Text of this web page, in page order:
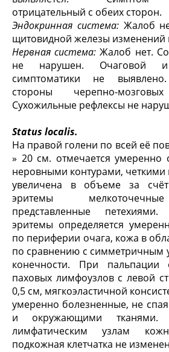
отрицательный с обеих сторон.
Эндокринная система:Жалоб
щитовидной железы изменений
Нервная система: Жалоб нет.
не нарушен. Очаговой и
симптоматики не
стороны черепно-
Сухожильные рефлексы не
Status localis.
На правой голени по всей её
» 20 см. отмечается умеренно
неровными контурами, четкими
увеличена в объеме за
эритемы
представленные
эритемы определяется
по периферии очага, кожа в
по сравнению с симметричным
конечности. При пальпации
паховых лимфоузлов с левой
0,5 см, мягкоэластичной
умеренно болезненные, не
и окружающими тканями.
лимфатическим узлам
подкожная клетчатка не